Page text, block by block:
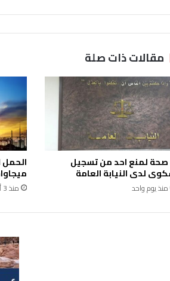
مقالات ذات صلة
صحة لمنع احد من تسجيل
لدى النيابة العامة
منذ يوم واحد منذ 3 أيام